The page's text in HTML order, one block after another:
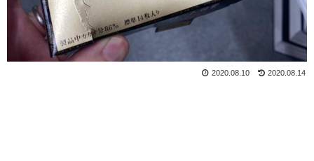
2020.08.14
2020.08.10